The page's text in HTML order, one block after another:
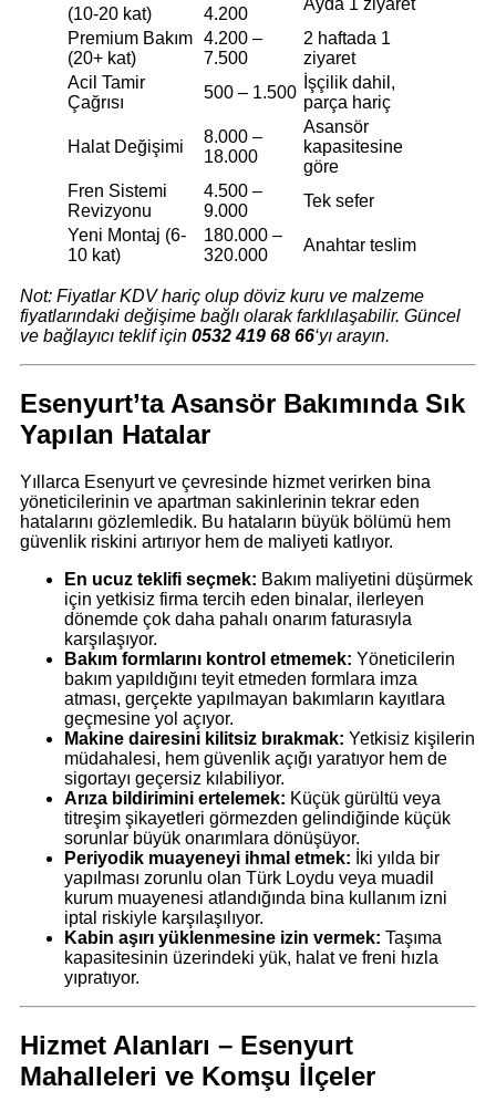
(10-20 kat)
4.200
Ayda 1 ziyaret
Premium Bakım
(20+ kat)
4.200 –
7.500
2 haftada 1
ziyaret
Acil Tamir
Çağrısı
500 – 1.500
İşçilik dahil,
parça hariç
Halat Değişimi
8.000 –
18.000
Asansör
kapasitesine
göre
Fren Sistemi
Revizyonu
4.500 –
9.000
Tek sefer
Yeni Montaj (6-
10 kat)
180.000 –
320.000
Anahtar teslim
Not: Fiyatlar KDV hariç olup döviz kuru ve malzeme
fiyatlarındaki değişime bağlı olarak farklılaşabilir. Güncel
ve bağlayıcı teklif için 0532 419 68 66‘yı arayın.
Esenyurt’ta Asansör Bakımında Sık
Yapılan Hatalar
Yıllarca Esenyurt ve çevresinde hizmet verirken bina
yöneticilerinin ve apartman sakinlerinin tekrar eden
hatalarını gözlemledik. Bu hataların büyük bölümü hem
güvenlik riskini artırıyor hem de maliyeti katlıyor.
En ucuz teklifi seçmek: Bakım maliyetini düşürmek
için yetkisiz firma tercih eden binalar, ilerleyen
dönemde çok daha pahalı onarım faturasıyla
karşılaşıyor.
Bakım formlarını kontrol etmemek: Yöneticilerin
bakım yapıldığını teyit etmeden formlara imza
atması, gerçekte yapılmayan bakımların kayıtlara
geçmesine yol açıyor.
Makine dairesini kilitsiz bırakmak: Yetkisiz kişilerin
müdahalesi, hem güvenlik açığı yaratıyor hem de
sigortayı geçersiz kılabiliyor.
Arıza bildirimini ertelemek: Küçük gürültü veya
titreşim şikayetleri görmezden gelindiğinde küçük
sorunlar büyük onarımlara dönüşüyor.
Periyodik muayeneyi ihmal etmek: İki yılda bir
yapılması zorunlu olan Türk Loydu veya muadil
kurum muayenesi atlandığında bina kullanım izni
iptal riskiyle karşılaşılıyor.
Kabin aşırı yüklenmesine izin vermek: Taşıma
kapasitesinin üzerindeki yük, halat ve freni hızla
yıpratıyor.
Hizmet Alanları – Esenyurt
Mahalleleri ve Komşu İlçeler